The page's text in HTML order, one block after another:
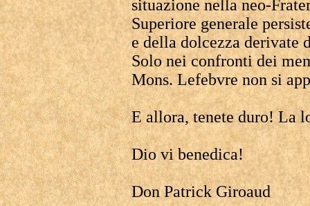
situazione nella neo-
Superiore generale
e della dolcezza derivate
Solo nei confronti dei
Mons. Lefebvre non si
E allora, tenete duro! La
Dio vi benedica!
Don Patrick Giroaud